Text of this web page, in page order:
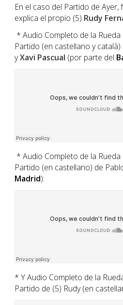
En el caso del Partido de
explica el propio (5) Rudy
* Audio Completo de la
Partido (en castellano y català)
yXavi Pascual (por parte del
* Audio Completo de la
Partido (en castellano) de
Madrid):
* Y Audio Completo de la
Partido de (5) Rudy (en